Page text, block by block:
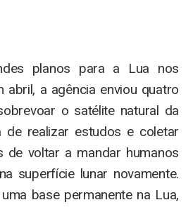
planos para a Lua nos
abril, a agência enviou quatro
o satélite natural da
realizar estudos e coletar
de voltar a mandar humanos
superfície lunar novamente.
base permanente na Lua,